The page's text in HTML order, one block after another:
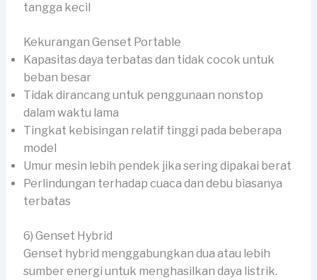
tangga kecil
Kekurangan Genset Portable
Kapasitas daya terbatas dan tidak cocok untuk
beban besar
Tidak dirancang untuk penggunaan nonstop
dalam waktu lama
Tingkat kebisingan relatif tinggi pada beberapa
model
Umur mesin lebih pendek jika sering dipakai berat
Perlindungan terhadap cuaca dan debu biasanya
terbatas
6) Genset Hybrid
Genset hybrid menggabungkan dua atau lebih
sumber energi untuk menghasilkan daya listrik.